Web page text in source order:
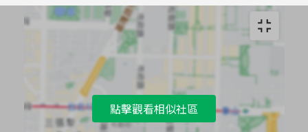
點擊觀看相似社區